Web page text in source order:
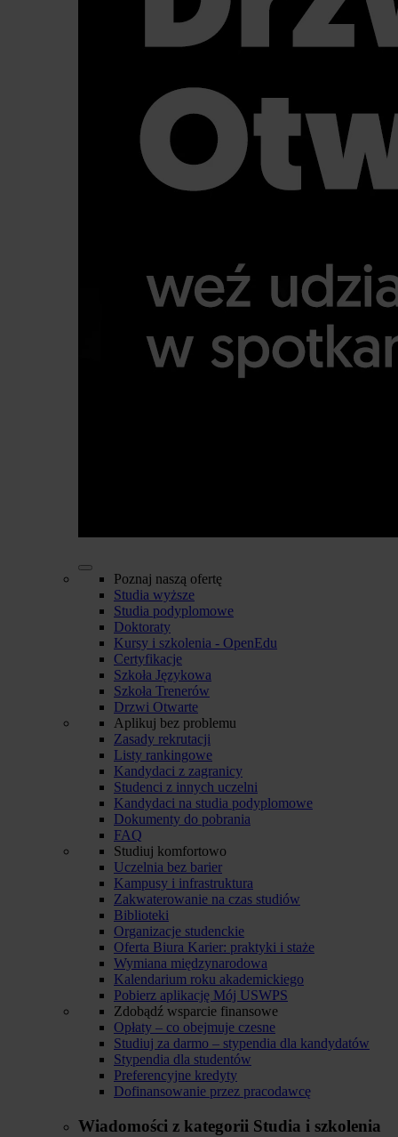
Poznaj naszą ofertę
Studia wyższe
Studia podyplomowe
Doktoraty
Kursy i szkolenia - OpenEdu
Certyfikacje
Szkoła Językowa
Szkoła Trenerów
Drzwi Otwarte
Aplikuj bez problemu
Zasady rekrutacji
Listy rankingowe
Kandydaci z zagranicy
Studenci z innych uczelni
Kandydaci na studia podyplomowe
Dokumenty do pobrania
FAQ
Studiuj komfortowo
Uczelnia bez barier
Kampusy i infrastruktura
Zakwaterowanie na czas studiów
Biblioteki
Organizacje studenckie
Oferta Biura Karier: praktyki i staże
Wymiana międzynarodowa
Kalendarium roku akademickiego
Pobierz aplikację Mój USWPS
Zdobądź wsparcie finansowe
Opłaty – co obejmuje czesne
Studiuj za darmo – stypendia dla kandydatów
Stypendia dla studentów
Preferencyjne kredyty
Dofinansowanie przez pracodawcę
Wiadomości z kategorii Studia i szkolenia